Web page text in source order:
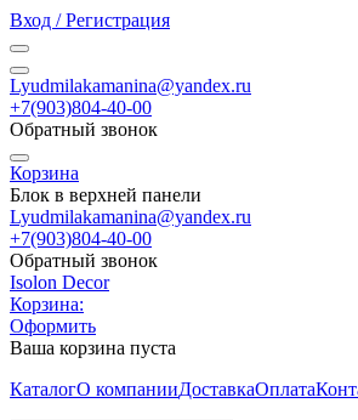
Вход / Регистрация
Lyudmilakamanina@yandex.ru
+7(903)804-40-00
Обратный звонок
Корзина
Блок в верхней панели
Lyudmilakamanina@yandex.ru
+7(903)804-40-00
Обратный звонок
Isolon Decor
Корзина:
Оформить
Ваша корзина пуста
КаталогО компанииДоставкаОплата